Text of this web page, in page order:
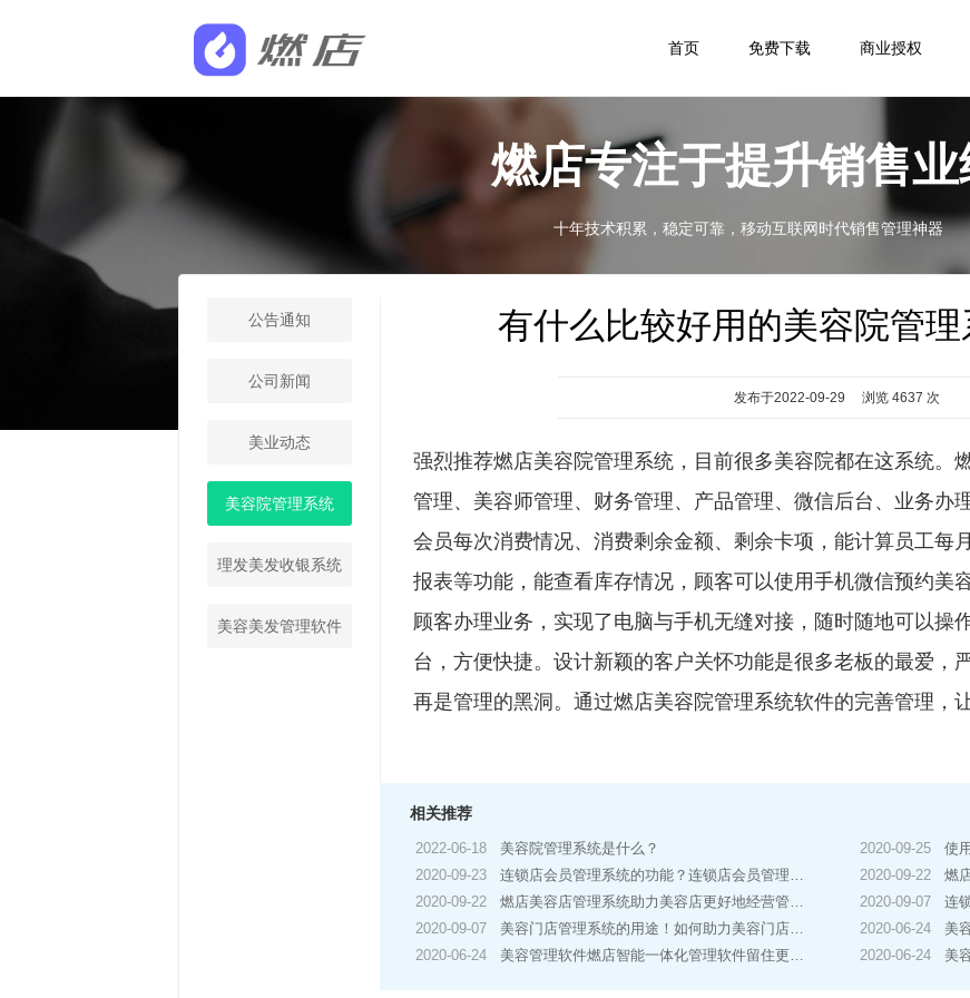
首页 免费下载 商业授权
燃店专注于提升销售业
十年技术积累，稳定可靠，移动互联网时代销售管理神器
公告通知
公司新闻
美业动态
美容院管理系统
理发美发收银系统
美容美发管理软件
有什么比较好用的美容院管
发布于2022-09-29 浏览 4637 次
强烈推荐燃店美容院管理系统，目前很多美容院都在这系统。
管理、美容师管理、财务管理、产品管理、微信后台、业务办
会员每次消费情况、消费剩余金额、剩余卡项，能计算员工每
报表等功能，能查看库存情况，顾客可以使用手机微信预约美
顾客办理业务，实现了电脑与手机无缝对接，随时随地可以操
台，方便快捷。设计新颖的客户关怀功能是很多老板的最爱，
再是管理的黑洞。通过燃店美容院管理系统软件的完善管理，
相关推荐
2022-06-18 美容院管理系统是什么？ 2020-09-25
使
2020-09-23
连锁店会员管理系统的功能？连锁店会员管理系统有哪些？ 2020-09-22
燃
2020-09-22
燃店美容店管理系统助力美容店更好地经营管理！ 2020-09-07
连
2020-09-07
美容门店管理系统的用途！如何助力美容门店经营？ 2020-06-24
美容
2020-06-24
美容管理软件燃店智能一体化管理软件留住更多客户 2020-06-24 美